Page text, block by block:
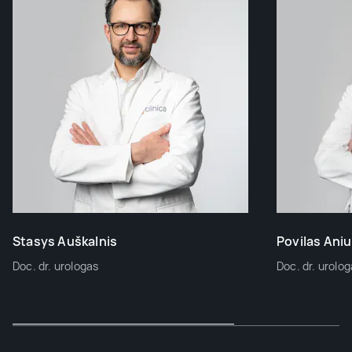
Stasys Auškalnis
Doc. dr. urologas
Povilas
Doc. dr.